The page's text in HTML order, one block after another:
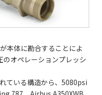
本体に勘合することによ
オペレーションプレッシ
ている構造から、5080psi